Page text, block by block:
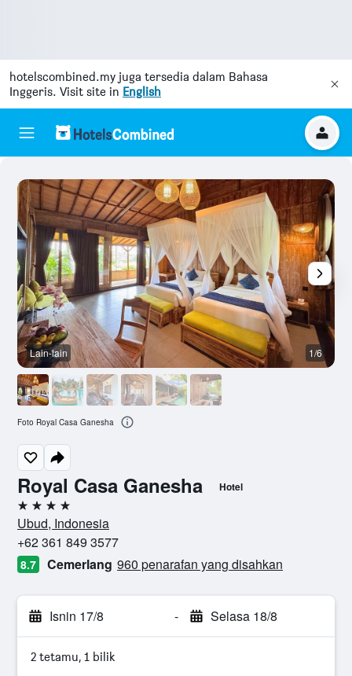
hotelscombined.my juga tersedia dalam Bahasa
Inggeris. Visit site in English
Royal Casa Ganesha Hotel
4 bintang
Ubud, Indonesia
+62 361 849 3577
8.7 Cemerlang 960 penarafan yang disahkan
Isnin 17/8 - Selasa 18/8
2 tetamu, 1 bilik
Lain-lain 1/6
Foto Royal Casa Ganesha